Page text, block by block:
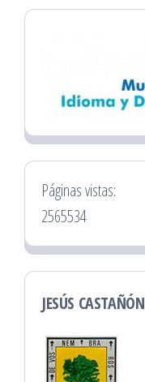
Páginas vistas:
2565534
JESÚS CASTAÑÓN